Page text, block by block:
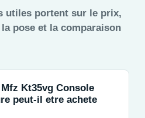
utiles portent sur le prix,
pose et la comparaison
Kt35vg Console
peut-il etre achete